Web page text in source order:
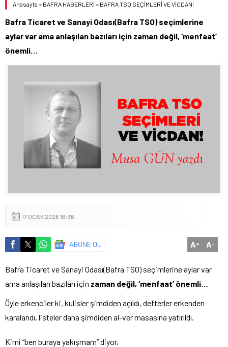
Anasayfa » BAFRA HABERLERİ » BAFRA TSO SEÇİMLERİ VE VİCDAN!
Bafra Ticaret ve Sanayi Odası(Bafra TSO) seçimlerine
aylar var ama anlaşılan bazıları için zaman değil, ‘menfaat’
önemli…
17 OCAK 2026 16:36
ABONE OL A+ A-
Bafra Ticaret ve Sanayi Odası(Bafra TSO) seçimlerine aylar var
ama anlaşılan bazıları için zaman değil, ‘menfaat’ önemli…
Öyle erkenciler ki, kulisler şimdiden açıldı, defterler erkenden
karalandı, listeler daha şimdiden al-ver masasına yatırıldı.
Kimi “ben buraya yakışmam” diyor,